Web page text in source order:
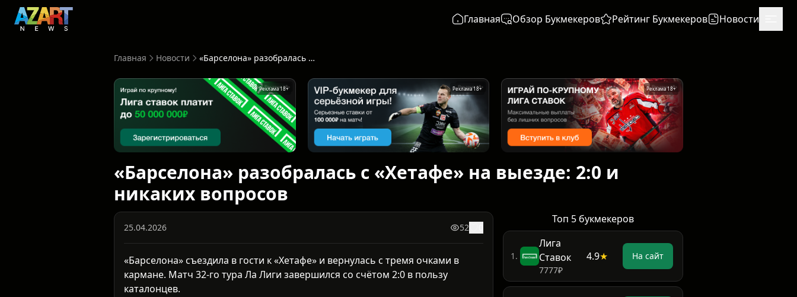
Главная Обзор Букмекеров Рейтинг Букмекеров Новости
Главная Новости «Барселона» разобралась с «Хетафе» на выезде: 2:0 и никаких вопросов
Реклама 18+ Реклама 18+ Реклама 18+
«Барселона» разобралась с «Хетафе» на выезде: 2:0 и
никаких вопросов
25.04.2026 52
«Барселона» съездила в гости к «Хетафе» и вернулась с тремя очками в
кармане. Матч 32-го тура Ла Лиги завершился со счётом 2:0 в пользу
каталонцев.
Топ 5 букмекеров
1.
Лига
Ставок
7777₽
4.9★ На сайт